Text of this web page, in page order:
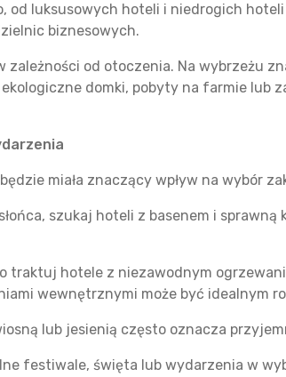
od luksusowych hoteli i niedrogich
biznesowych.
zależności od otoczenia. Na wybrzeżu
domki, pobyty na farmie lub
miała znaczący wpływ na wybór
szukaj hoteli z basenem i
traktuj hotele z niezawodnym
wewnętrznymi może być idealnym
lub jesienią często oznacza
festiwale, święta lub wydarzenia w